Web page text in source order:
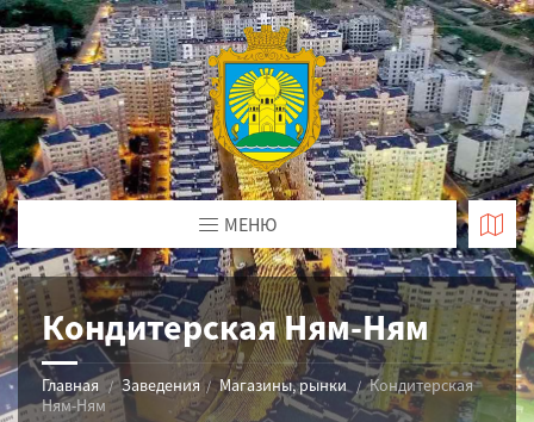
МЕНЮ
Кондитерская Ням-Ням
Главная Заведения Магазины, рынки
Кондитерская
Ням-Ням